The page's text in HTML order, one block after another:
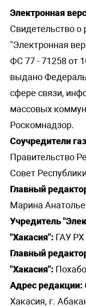
Электронная
Свидетельство
"Электронная
ФС 77 - 71258 от
выдано
сфере связи,
массовых
Роскомнадзор.
Соучредители
Правительство
Совет
Главный
Марина
Учредитель
"Хакасия": ГАУ РХ
Главный
"Хакасия":
Адрес редакции:
Хакасия, г.